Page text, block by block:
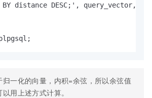
BY distance DESC;', query_vector,
plpgsql;
归一化的向量，内积=余弦，所以余弦值
以用上述方式计算。